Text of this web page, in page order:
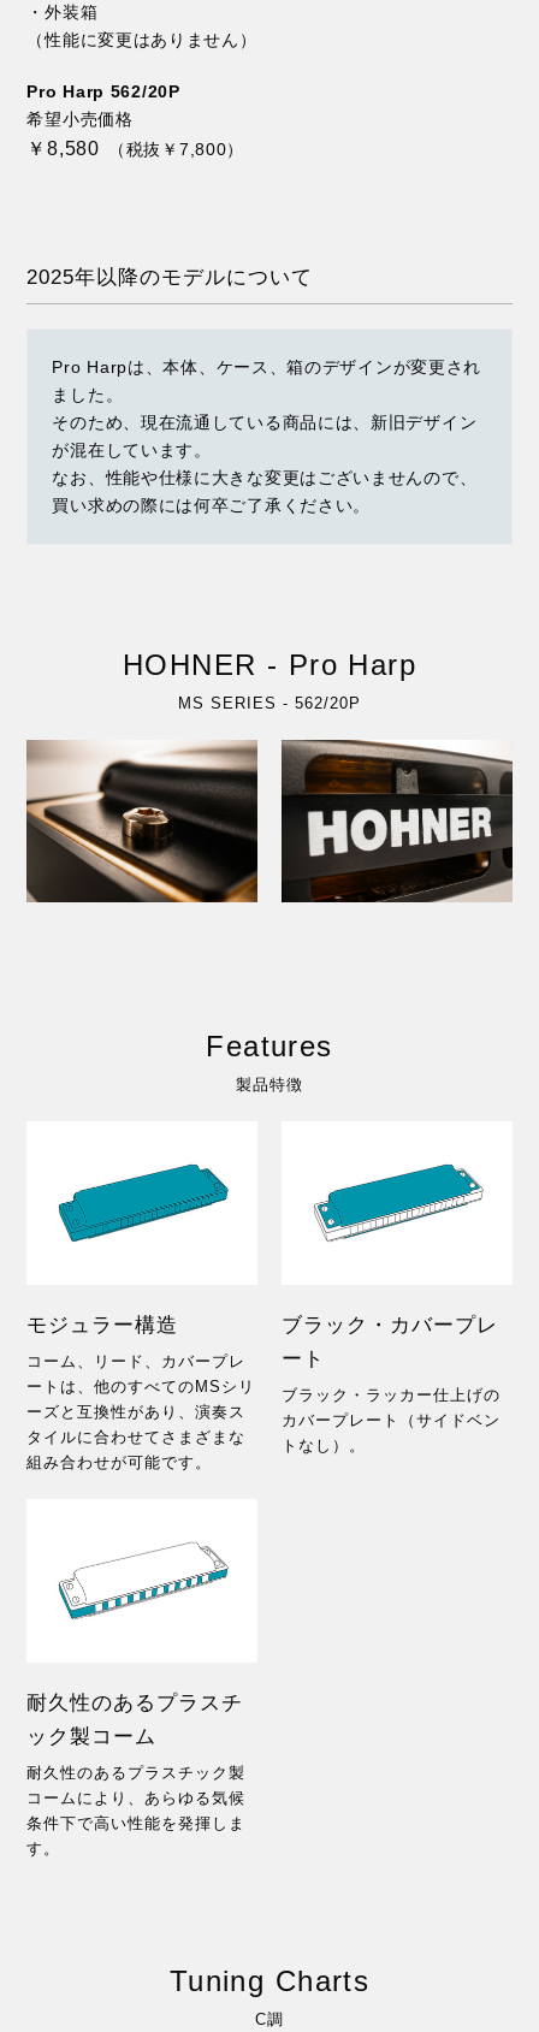
・外装箱
（性能に変更はありません）
Pro Harp 562/20P
希望小売価格
￥8,580 （税抜￥7,800）
2025年以降のモデルについて
Pro Harpは、本体、ケース、箱のデザインが変更され
ました。
そのため、現在流通している商品には、新旧デザイン
が混在しています。
なお、性能や仕様に大きな変更はございませんので、
買い求めの際には何卒ご了承ください。
HOHNER - Pro Harp
MS SERIES - 562/20P
Features
製品特徴
モジュラー構造
コーム、リード、カバープレ
ートは、他のすべてのMSシリ
ーズと互換性があり、演奏ス
タイルに合わせてさまざまな
組み合わせが可能です。
ブラック・カバープレ
ート
ブラック・ラッカー仕上げの
カバープレート（サイドベン
トなし）。
耐久性のあるプラスチ
ック製コーム
耐久性のあるプラスチック製
コームにより、あらゆる気候
条件下で高い性能を発揮しま
す。
Tuning Charts
C調